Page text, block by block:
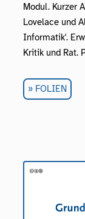
Modul. Kurzer
Lovelace und
Informatik'.
Kritik und Rat.
FOLIEN